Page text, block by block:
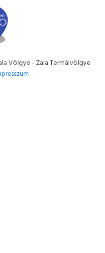
Völgye - Zala Termálvölgye